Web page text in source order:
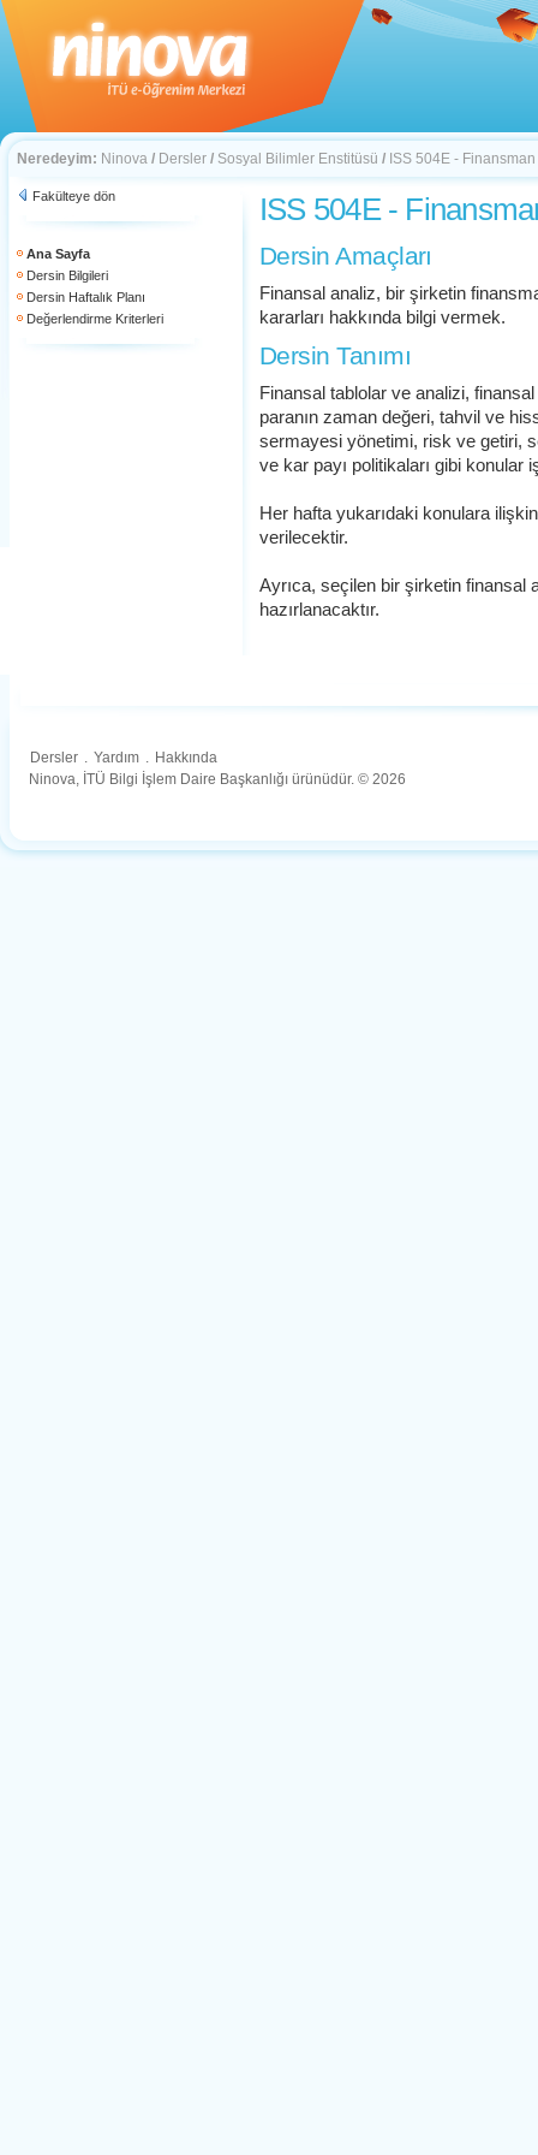
Neredeyim: Ninova / Dersler / Sosyal Bilimler Enstitüsü / ISS 504E - Finansman
Fakülteye dön
Ana Sayfa
Dersin Bilgileri
Dersin Haftalık Planı
Değerlendirme Kriterleri
ISS 504E -
Dersin Amaçları
Finansal analiz, bir şirketin
kararları hakkında bilgi vermek.
Dersin Tanımı
Finansal tablolar ve analizi,
paranın zaman değeri, tahvil ve
sermayesi yönetimi, risk ve getiri,
ve kar payı politikaları gibi konular
Her hafta yukarıdaki konulara
verilecektir.
Ayrıca, seçilen bir şirketin finansal
hazırlanacaktır.
Dersler . Yardım . Hakkında
Ninova, İTÜ Bilgi İşlem Daire Başkanlığı ürünüdür. © 2026